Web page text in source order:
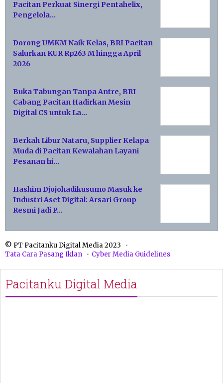
Pacitan Perkuat Sinergi Pentahelix,
Pengelola…
Dorong UMKM Naik Kelas, BRI Pacitan
Salurkan KUR Rp263 M hingga April
2026
Buka Tabungan Tanpa Antre, BRI
Cabang Pacitan Hadirkan Mesin
Digital CS untuk La…
Berkah Libur Nataru, Supplier Kelapa
Muda di Pacitan Kewalahan Layani
Pesanan hi…
Hashim Djojohadikusumo Masuk ke
Industri Aset Digital: Arsari Group
Resmi Jadi P…
© PT Pacitanku Digital Media 2023
Tata Cara Pasang Iklan
Cyber Media Guidelines
Pacitanku Digital Media